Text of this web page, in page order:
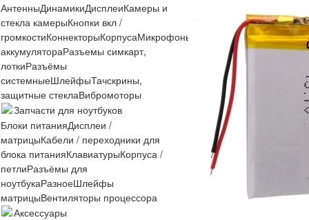
АнтенныДинамикиДисплеиКамеры и
стекла камерыКнопки вкл /
громкостиКоннекторыКорпусаМикрофоны МикросхемыПлаты
аккумулятораРазъемы симкарт,
лоткиРазъёмы
системныеШлейфыТачскрины,
защитные стеклаВибромоторы
Запчасти для ноутбуков
Блоки питанияДисплеи /
матрицыКабели / переходники для
блока питанияКлавиатурыКорпуса /
петлиРазъёмы для
ноутбукаРазноеШлейфы
матрицыВентиляторы процессора
Аксессуары